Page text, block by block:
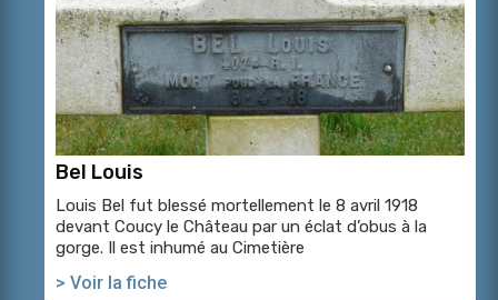
Bel Louis
Louis Bel fut blessé mortellement le 8 avril 1918
devant Coucy le Château par un éclat d’obus à la
gorge. Il est inhumé au Cimetière
> Voir la fiche